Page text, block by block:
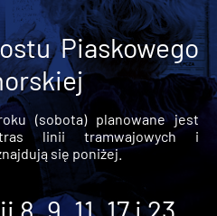
Piaskowego
(sobota) planowane jest
linii tramwajowych i
się poniżej.